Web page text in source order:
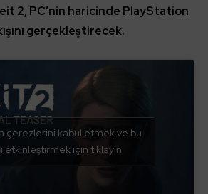
2, PC’nin haricinde PlayStation
gerçekleştirecek.
çerezlerini kabul etmek ve bu
etkinleştirmek için tıklayın